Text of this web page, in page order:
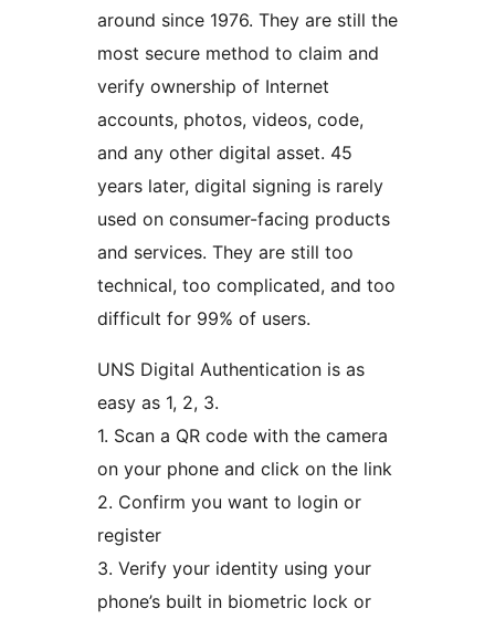
around since 1976. They are still the
most secure method to claim and
verify ownership of Internet
accounts, photos, videos, code,
and any other digital asset. 45
years later, digital signing is rarely
used on consumer-facing products
and services. They are still too
technical, too complicated, and too
difficult for 99% of users.
UNS Digital Authentication is as
easy as 1, 2, 3.
1. Scan a QR code with the camera
on your phone and click on the link
2. Confirm you want to login or
register
3. Verify your identity using your
phone’s built in biometric lock or